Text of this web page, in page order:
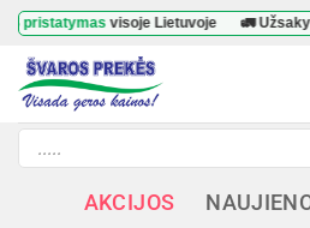
Skip
content
visoje Lietuvoje 🚛 Užsakymams
Products
search
AKCIJOS